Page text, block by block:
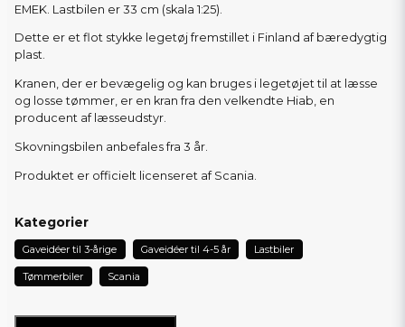
EMEK. Lastbilen er 33 cm (skala 1:25).
Dette er et flot stykke legetøj fremstillet i Finland af bæredygtig
plast.
Kranen, der er bevægelig og kan bruges i legetøjet til at læsse
og losse tømmer, er en kran fra den velkendte Hiab, en
producent af læsseudstyr.
Skovningsbilen anbefales fra 3 år.
Produktet er officielt licenseret af Scania.
Kategorier
Gaveidéer til 3-årige Gaveidéer til 4-5 år Lastbiler
Tømmerbiler Scania